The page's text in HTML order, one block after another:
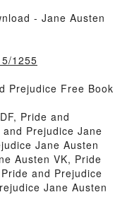
- Jane Austen
1255
Prejudice Free Book
Pride and
Prejudice Jane
Jane Austen
Austen VK, Pride
and Prejudice
Jane Austen